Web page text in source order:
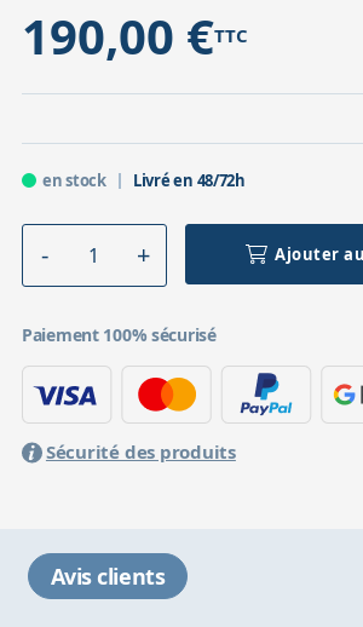
190,00 €TTC
en stock Livré en 48/72h
Ajouter
Paiement 100% sécurisé
Sécurité des produits
Avis clients